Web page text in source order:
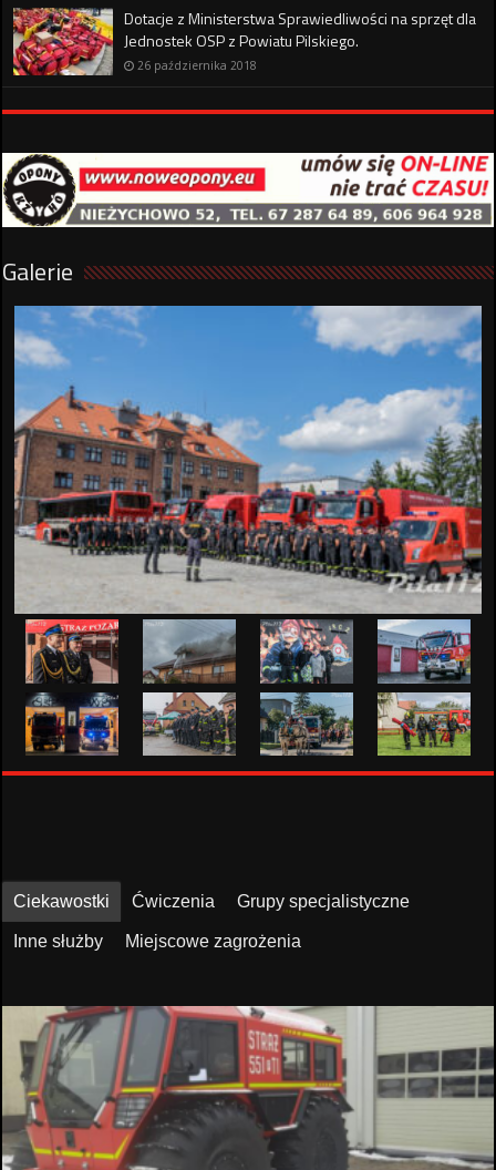
Dotacje z Ministerstwa Sprawiedliwości na sprzęt dla
Jednostek OSP z Powiatu Pilskiego.
26 października 2018
Galerie
Ciekawostki Ćwiczenia Grupy specjalistyczne
Inne służby Miejscowe zagrożenia